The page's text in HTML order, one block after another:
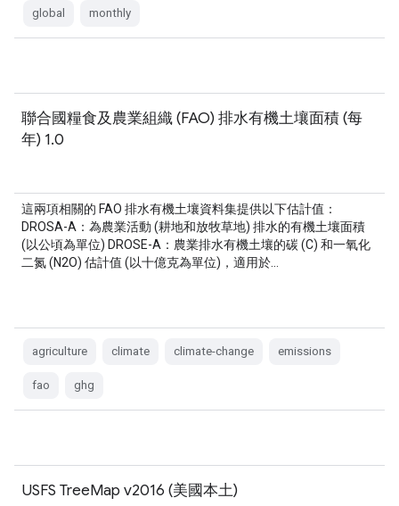
global monthly
聯合國糧食及農業組織 (FAO) 排水有機土壤面積 (每
年) 1.0
這兩項相關的 FAO 排水有機土壤資料集提供以下估計值：
DROSA-A：為農業活動 (耕地和放牧草地) 排水的有機土壤面積
(以公頃為單位) DROSE-A：農業排水有機土壤的碳 (C) 和一氧化
二氮 (N2O) 估計值 (以十億克為單位)，適用於…
agriculture climate climate-change emissions
fao ghg
USFS TreeMap v2016 (美國本土)